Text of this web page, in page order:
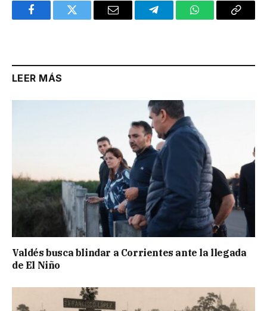
FacebookTwitter Email TelegramWhatsAppCopy
LEER MÁS
Valdés busca blindar a Corrientes ante la llegada
de El Niño